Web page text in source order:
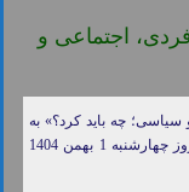
اجتماعی و
چه باید کرد؟» به
همّت کانون زندانیان سیاسی مسلمان قبل از انقلاب روز چهارشنبه 1 بهمن 1404